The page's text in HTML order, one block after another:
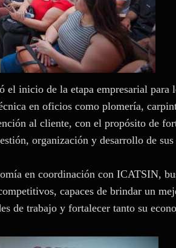
el inicio de la etapa empresarial para
en oficios como plomería,
al cliente, con el propósito de
organización y desarrollo de
en coordinación con ICATSIN,
capaces de brindar un
de trabajo y fortalecer tanto su